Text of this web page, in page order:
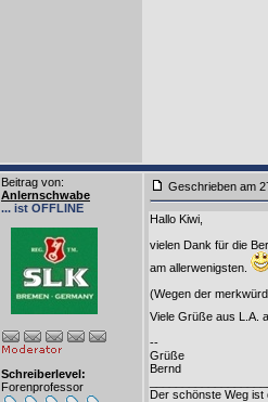
Beitrag von:
Anlernschwabe
... ist OFFLINE
Schreiberlevel:
Forenprofessor
Geschrieben
Hallo Kiwi,
vielen Dank für die
am allerwenigsten.
(Wegen der
Viele Grüße aus L.A.
--
Grüße
Bernd
Der schönste Weg ist